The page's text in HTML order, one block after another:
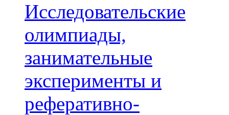
Исследовательские
олимпиады,
занимательные
эксперименты и
реферативно-